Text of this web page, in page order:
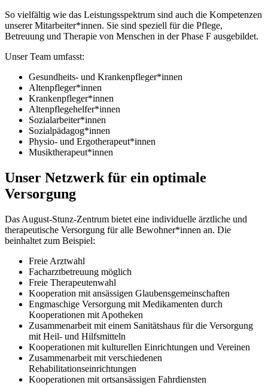
So vielfältig wie das Leistungsspektrum sind auch die Kompetenzen
unserer Mitarbeiter*innen. Sie sind speziell für die Pflege,
Betreuung und Therapie von Menschen in der Phase F ausgebildet.
Unser Team umfasst:
Gesundheits- und Krankenpfleger*innen
Altenpfleger*innen
Krankenpfleger*innen
Altenpflegehelfer*innen
Sozialarbeiter*innen
Sozialpädagog*innen
Physio- und Ergotherapeut*innen
Musiktherapeut*innen
Unser Netzwerk für ein optimale
Versorgung
Das August-Stunz-Zentrum bietet eine individuelle ärztliche und
therapeutische Versorgung für alle Bewohner*innen an. Die
beinhaltet zum Beispiel:
Freie Arztwahl
Facharztbetreuung möglich
Freie Therapeutenwahl
Kooperation mit ansässigen Glaubensgemeinschaften
Engmaschige Versorgung mit Medikamenten durch
Kooperationen mit Apotheken
Zusammenarbeit mit einem Sanitätshaus für die Versorgung
mit Heil- und Hilfsmitteln
Kooperationen mit kulturellen Einrichtungen und Vereinen
Zusammenarbeit mit verschiedenen
Rehabilitationseinrichtungen
Kooperationen mit ortsansässigen Fahrdiensten